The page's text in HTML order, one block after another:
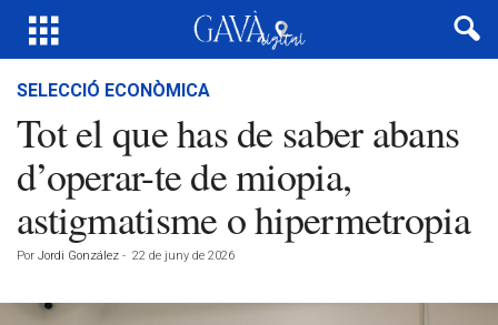
SELECCIÓ ECONÒMICA
Tot el que has de saber abans
d’operar-te de miopia,
astigmatisme o hipermetropia
Por Jordi González - 22 de juny de 2026